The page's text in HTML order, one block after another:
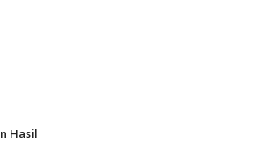
Hasil